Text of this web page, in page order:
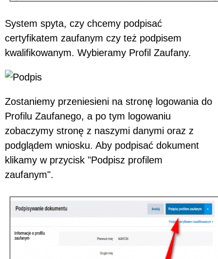
System spyta, czy chcemy podpisać
certyfikatem zaufanym czy też podpisem
kwalifikowanym. Wybieramy Profil Zaufany.
Zostaniemy przeniesieni na stronę logowania do
Profilu Zaufanego, a po tym logowaniu
zobaczymy stronę z naszymi danymi oraz z
podglądem wniosku. Aby podpisać dokument
klikamy w przycisk "Podpisz profilem
zaufanym".